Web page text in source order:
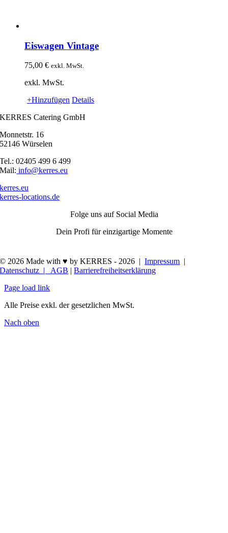
Eiswagen Vintage
75,00 € exkl. MwSt.
exkl. MwSt.
+Hinzufügen Details
KERRES Catering GmbH
Monnetstr. 16
52146 Würselen
Tel.: 02405 499 6 499
Mail: info@kerres.eu
kerres.eu
kerres-locations.de
Folge uns auf Social Media
Dein Profi für einzigartige Momente
© 2026 Made with ♥ by KERRES -2026 |Impressum |
Datenschutz |AGB |Barrierefreiheitserklärung
Page load link
Alle Preise exkl. der gesetzlichen MwSt.
Nach oben